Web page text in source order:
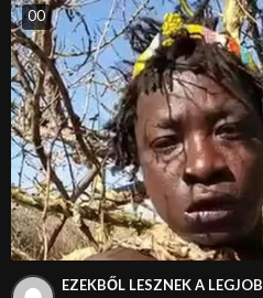
00
EZEKBŐL LESZNEK A